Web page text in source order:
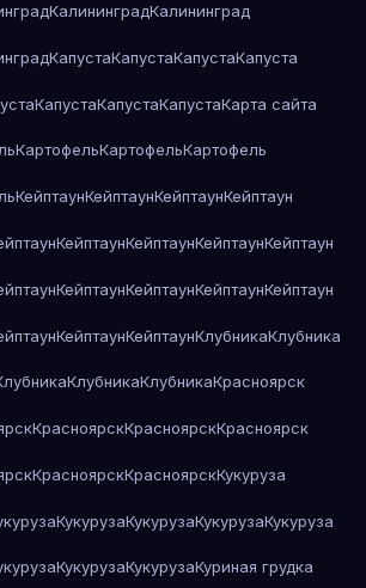
КалининградКалининград
КапустаКапустаКапустаКапуста
КапустаКапустаКапустаКарта сайта
КартофельКартофельКартофель
КейптаунКейптаунКейптаунКейптаун
КейптаунКейптаунКейптаунКейптаун
КейптаунКейптаунКейптаунКейптаун
КейптаунКейптаунКлубникаКлубника
КлубникаКлубникаКрасноярск
КрасноярскКрасноярскКрасноярск
КрасноярскКрасноярскКукуруза
КукурузаКукурузаКукурузаКукуруза
КукурузаКукурузаКуриная грудка